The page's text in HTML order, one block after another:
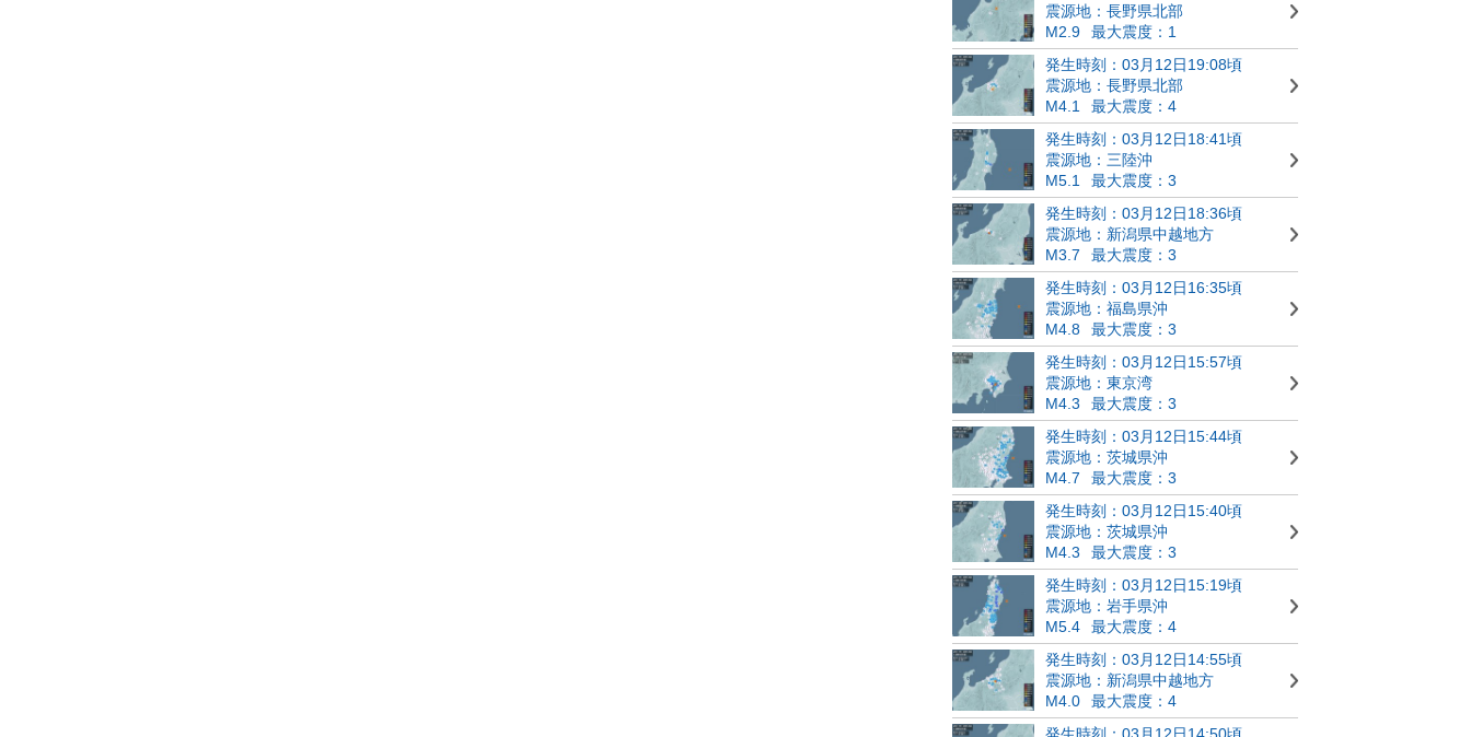
震源地：長野県北部
M2.9
最大震度：1
発生時刻：03月12日19:08頃
震源地：長野県北部
M4.1
最大震度：4
発生時刻：03月12日18:41頃
震源地：三陸沖
M5.1
最大震度：3
発生時刻：03月12日18:36頃
震源地：新潟県中越地方
M3.7
最大震度：3
発生時刻：03月12日16:35頃
震源地：福島県沖
M4.8
最大震度：3
発生時刻：03月12日15:57頃
震源地：東京湾
M4.3
最大震度：3
発生時刻：03月12日15:44頃
震源地：茨城県沖
M4.7
最大震度：3
発生時刻：03月12日15:40頃
震源地：茨城県沖
M4.3
最大震度：3
発生時刻：03月12日15:19頃
震源地：岩手県沖
M5.4
最大震度：4
発生時刻：03月12日14:55頃
震源地：新潟県中越地方
M4.0
最大震度：4
発生時刻：03月12日14:50頃